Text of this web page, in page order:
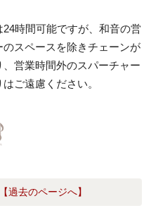
時間可能ですが、和音の営
スペースを除きチェーンが
営業時間外のスパーチャー
ご遠慮ください。
【過去のページへ】